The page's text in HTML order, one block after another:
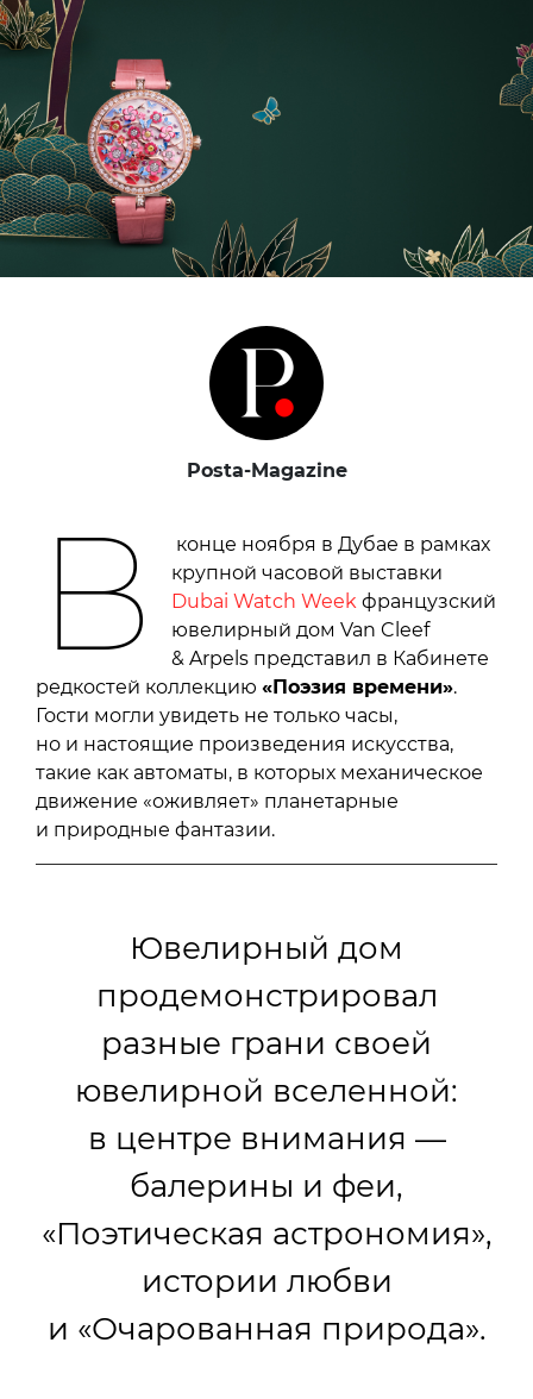
Posta-Magazine
В
конце ноября в Дубае в рамках
крупной часовой выставки
Dubai Watch Week французский
ювелирный дом Van Cleef
& Arpels представил в Кабинете
редкостей коллекцию «Поэзия времени».
Гости могли увидеть не только часы,
но и настоящие произведения искусства,
такие как автоматы, в которых механическое
движение «оживляет» планетарные
и природные фантазии.
Ювелирный дом
продемонстрировал
разные грани своей
ювелирной вселенной:
в центре внимания —
балерины и феи,
«Поэтическая астрономия»,
истории любви
и «Очарованная природа».